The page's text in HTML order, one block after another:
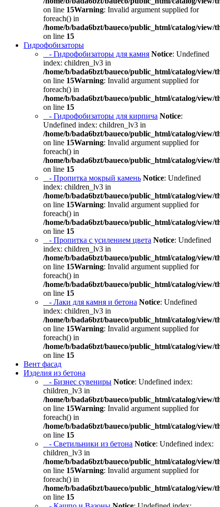
on line 15Warning: Invalid argument supplied for
foreach() in
/home/b/bada6bzt/baueco/public_html/catalog/view/
on line 15
Гидрофобизаторы
- Гидрофобизаторы для камня Notice: Undefined
index: children_lv3 in
/home/b/bada6bzt/baueco/public_html/catalog/view/
on line 15Warning: Invalid argument supplied for
foreach() in
/home/b/bada6bzt/baueco/public_html/catalog/view/
on line 15
- Гидрофобизаторы для кирпича Notice:
Undefined index: children_lv3 in
/home/b/bada6bzt/baueco/public_html/catalog/view/
on line 15Warning: Invalid argument supplied for
foreach() in
/home/b/bada6bzt/baueco/public_html/catalog/view/
on line 15
- Пропитка мокрый камень Notice: Undefined
index: children_lv3 in
/home/b/bada6bzt/baueco/public_html/catalog/view/
on line 15Warning: Invalid argument supplied for
foreach() in
/home/b/bada6bzt/baueco/public_html/catalog/view/
on line 15
- Пропитка с усилением цвета Notice: Undefined
index: children_lv3 in
/home/b/bada6bzt/baueco/public_html/catalog/view/
on line 15Warning: Invalid argument supplied for
foreach() in
/home/b/bada6bzt/baueco/public_html/catalog/view/
on line 15
- Лаки для камня и бетона Notice: Undefined
index: children_lv3 in
/home/b/bada6bzt/baueco/public_html/catalog/view/
on line 15Warning: Invalid argument supplied for
foreach() in
/home/b/bada6bzt/baueco/public_html/catalog/view/
on line 15
Вент фасад
Изделия из бетона
- Бизнес сувениры Notice: Undefined index:
children_lv3 in
/home/b/bada6bzt/baueco/public_html/catalog/view/
on line 15Warning: Invalid argument supplied for
foreach() in
/home/b/bada6bzt/baueco/public_html/catalog/view/
on line 15
- Светильники из бетона Notice: Undefined index:
children_lv3 in
/home/b/bada6bzt/baueco/public_html/catalog/view/
on line 15Warning: Invalid argument supplied for
foreach() in
/home/b/bada6bzt/baueco/public_html/catalog/view/
on line 15